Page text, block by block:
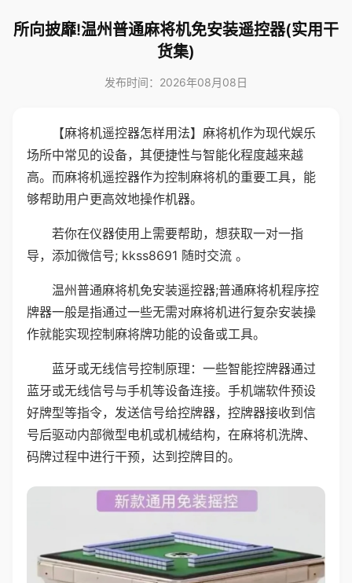
所向披靡!温州普通麻将机免安装遥控器(实用干
货集)
发布时间：2026年08月08日
【麻将机遥控器怎样用法】麻将机作为现代娱乐
场所中常见的设备，其便捷性与智能化程度越来越
高。而麻将机遥控器作为控制麻将机的重要工具，能
够帮助用户更高效地操作机器。
若你在仪器使用上需要帮助，想获取一对一指
导，添加微信号; kkss8691 随时交流 。
温州普通麻将机免安装遥控器;普通麻将机程序控
牌器一般是指通过一些无需对麻将机进行复杂安装操
作就能实现控制麻将牌功能的设备或工具。
蓝牙或无线信号控制原理：一些智能控牌器通过
蓝牙或无线信号与手机等设备连接。手机端软件预设
好牌型等指令，发送信号给控牌器，控牌器接收到信
号后驱动内部微型电机或机械结构，在麻将机洗牌、
码牌过程中进行干预，达到控牌目的。